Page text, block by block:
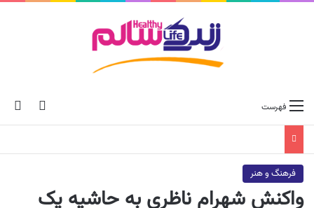
skin فهرست
فرهنگ و هنر
واکنش شهرام ناظری به حاشیه یک